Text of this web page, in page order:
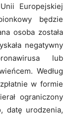
Europejskiej
będzie
osoba została
negatywny
lub
Według
w formie
ograniczony
datę urodzenia,